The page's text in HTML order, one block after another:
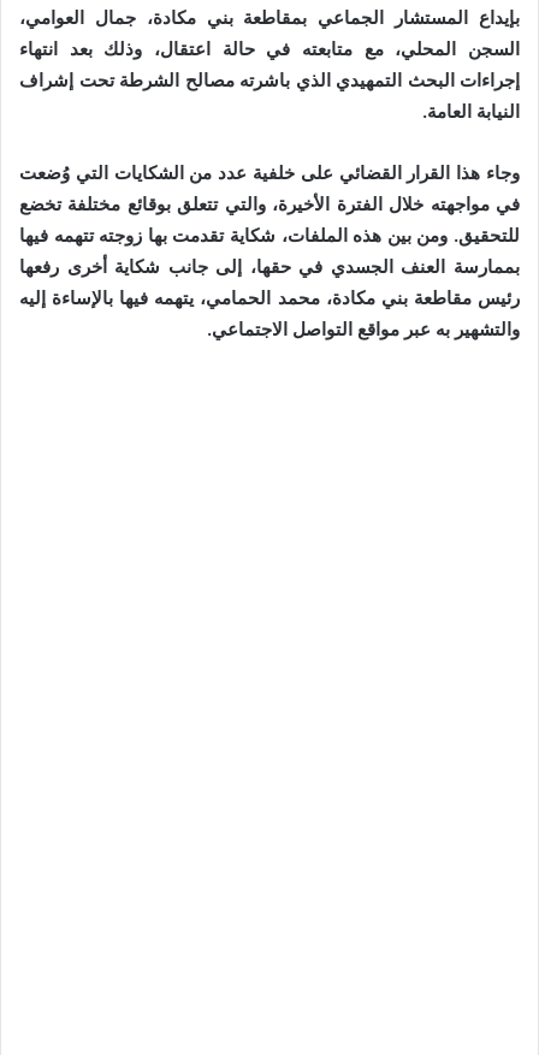
بإيداع المستشار الجماعي بمقاطعة بني مكادة، جمال العوامي،
السجن المحلي، مع متابعته في حالة اعتقال، وذلك بعد انتهاء
إجراءات البحث التمهيدي الذي باشرته مصالح الشرطة تحت إشراف
النيابة العامة.
وجاء هذا القرار القضائي على خلفية عدد من الشكايات التي وُضعت
في مواجهته خلال الفترة الأخيرة، والتي تتعلق بوقائع مختلفة تخضع
للتحقيق. ومن بين هذه الملفات، شكاية تقدمت بها زوجته تتهمه فيها
بممارسة العنف الجسدي في حقها، إلى جانب شكاية أخرى رفعها
رئيس مقاطعة بني مكادة، محمد الحمامي، يتهمه فيها بالإساءة إليه
والتشهير به عبر مواقع التواصل الاجتماعي.